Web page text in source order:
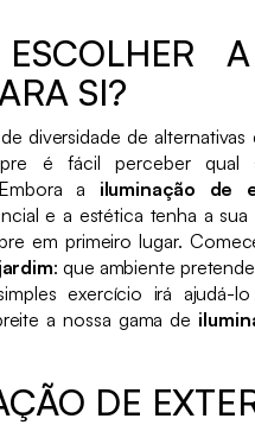
SI?
diversidade de
é fácil perceber qual
a iluminação de
e a estética tenha a
em primeiro lugar.
: que ambiente
exercício irá ajudá-
a nossa gama de
DE